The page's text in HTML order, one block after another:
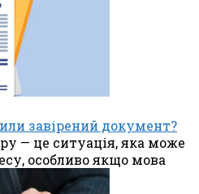
завірений документ?
— це ситуація, яка може
особливо якщо мова